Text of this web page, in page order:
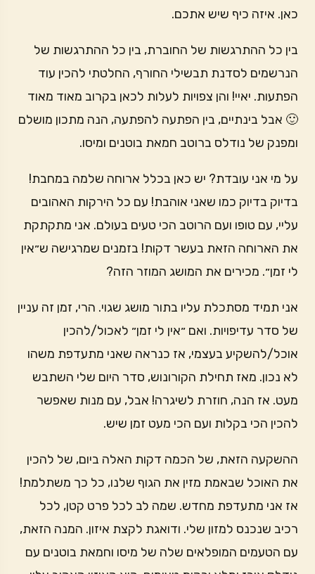
כאן. איזה כיף שיש אתכם.
בין כל ההתרגשות של החוברת, בין כל ההתרגשות של
הנרשמים לסדנת תבשילי החורף, החלטתי להכין עוד
הפתעות. יאיי! והן צפויות לעלות לכאן בקרוב מאוד מאוד
🙂 אבל בינתיים, בין הפתעה להפתעה, הנה מתכון מושלם
ומפנק של נודלס ברוטב חמאת בוטנים ומיסו.
על מי אני עובדת? יש כאן בכלל ארוחה שלמה במחבת!
בדיוק בדיוק כמו שאני אוהבת! עם כל הירקות האהובים
עליי, עם טופו ועם הרוטב הכי טעים בעולם. אני מתקתקת
את הארוחה הזאת בעשר דקות! בזמנים שמרגישה ש״אין
לי זמן״. מכירים את המושג המוזר הזה?
אני תמיד מסתכלת עליו בתור מושג שגוי. הרי, זמן זה עניין
של סדר עדיפויות. ואם ״אין לי זמן״ לאכול/להכין
אוכל/להשקיע בעצמי, אז כנראה שאני מתעדפת משהו
לא נכון. מאז תחילת הקורונוש, סדר היום שלי השתבש
מעט. אז הנה, חוזרת לשיגרה! אבל, עם מנות שאפשר
להכין הכי בקלות ועם הכי מעט זמן שיש.
ההשקעה הזאת, של הכמה דקות האלה ביום, של להכין
את האוכל שבאמת מזין את הגוף שלנו, כל כך משתלמת!
אז אני מתעדפת מחדש. שמה לב לכל פרט קטן, לכל
רכיב שנכנס למזון שלי. ודואגת לקצת איזון. המנה הזאת,
עם הטעמים המופלאים שלה של מיסו וחמאת בוטנים עם